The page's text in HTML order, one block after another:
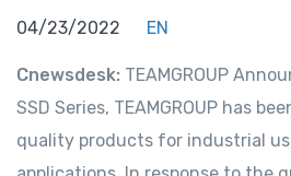
04/23/2022 EN
Cnewsdesk: TEAMGROUP
SSD Series, TEAMGROUP has
quality products for industrial